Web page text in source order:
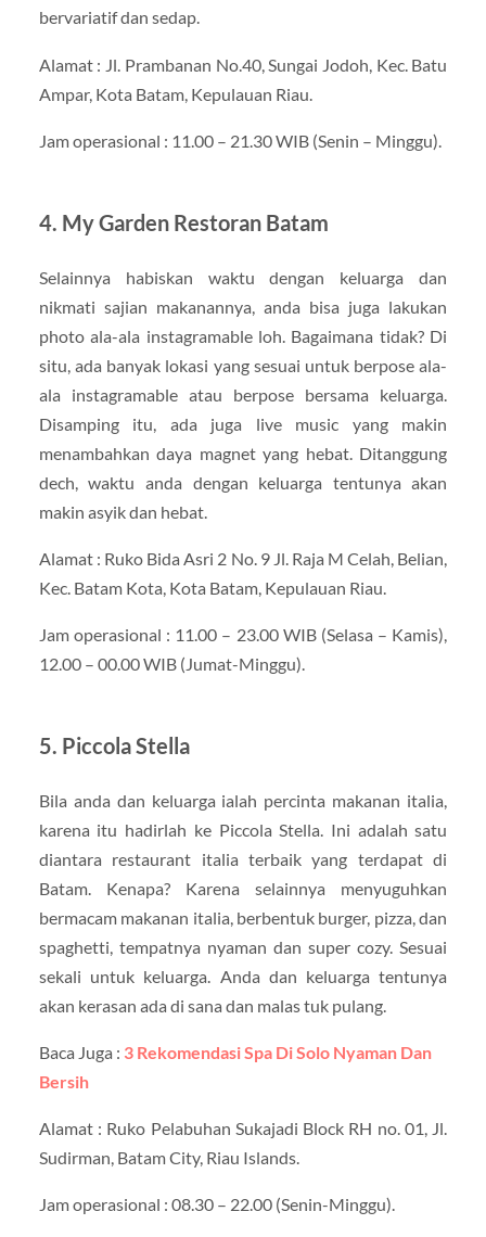
bervariatif dan sedap.
Alamat : Jl. Prambanan No.40, Sungai Jodoh, Kec. Batu
Ampar, Kota Batam, Kepulauan Riau.
Jam operasional : 11.00 – 21.30 WIB (Senin – Minggu).
4. My Garden Restoran Batam
Selainnya habiskan waktu dengan keluarga dan
nikmati sajian makanannya, anda bisa juga lakukan
photo ala-ala instagramable loh. Bagaimana tidak? Di
situ, ada banyak lokasi yang sesuai untuk berpose ala-
ala instagramable atau berpose bersama keluarga.
Disamping itu, ada juga live music yang makin
menambahkan daya magnet yang hebat. Ditanggung
dech, waktu anda dengan keluarga tentunya akan
makin asyik dan hebat.
Alamat : Ruko Bida Asri 2 No. 9 Jl. Raja M Celah, Belian,
Kec. Batam Kota, Kota Batam, Kepulauan Riau.
Jam operasional : 11.00 – 23.00 WIB (Selasa – Kamis),
12.00 – 00.00 WIB (Jumat-Minggu).
5. Piccola Stella
Bila anda dan keluarga ialah percinta makanan italia,
karena itu hadirlah ke Piccola Stella. Ini adalah satu
diantara restaurant italia terbaik yang terdapat di
Batam. Kenapa? Karena selainnya menyuguhkan
bermacam makanan italia, berbentuk burger, pizza, dan
spaghetti, tempatnya nyaman dan super cozy. Sesuai
sekali untuk keluarga. Anda dan keluarga tentunya
akan kerasan ada di sana dan malas tuk pulang.
Baca Juga : 3 Rekomendasi Spa Di Solo Nyaman Dan
Bersih
Alamat : Ruko Pelabuhan Sukajadi Block RH no. 01, Jl.
Sudirman, Batam City, Riau Islands.
Jam operasional : 08.30 – 22.00 (Senin-Minggu).